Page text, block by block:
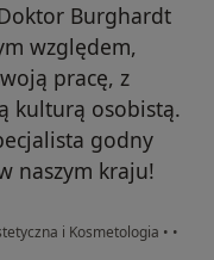
Burghardt
względem,
pracę, z
kulturą osobistą.
godny
naszym kraju!
i Kosmetologia • •